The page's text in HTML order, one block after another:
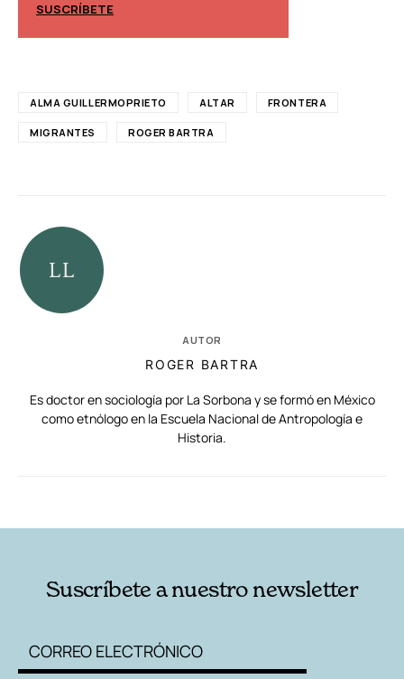
SUSCRÍBETE
ALMA GUILLERMOPRIETO ALTAR FRONTERA
MIGRANTES ROGER BARTRA
AUTOR
ROGER BARTRA
Es doctor en sociología por La Sorbona y se formó en México
como etnólogo en la Escuela Nacional de Antropología e
Historia.
Suscríbete a nuestro newsletter